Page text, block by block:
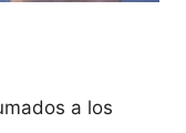
a los